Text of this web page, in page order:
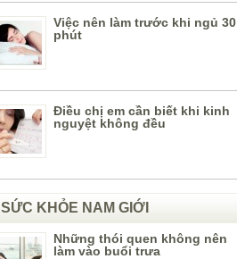
Việc nên làm trước khi ngủ 30
phút
Điều chị em cần biết khi kinh
nguyệt không đều
SỨC KHỎE NAM GIỚI
Những thói quen không nên
làm vào buổi trưa